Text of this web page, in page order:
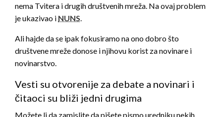
nema Tvitera i drugih društvenih mreža. Na ovaj problem
je ukazivao i NUNS
Ali hajde da se ipak fokusiramo na ono dobro što
društvene mreže donose i njihovu korist za novinare i
novinarstvo.
Vesti su otvorenije za debate a novinari i
čitaoci su bliži jedni drugima
Možete li da zamislite da pišete pismo uredniku nekih